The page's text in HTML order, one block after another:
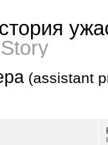
(assistant